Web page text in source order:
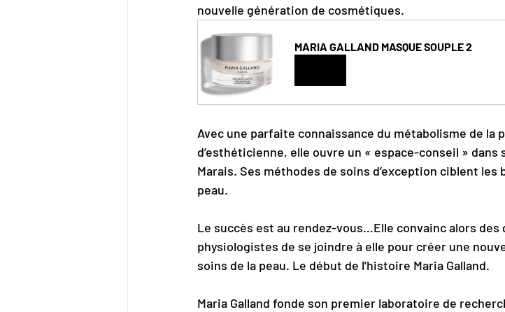
nouvelle génération de cosmétiques.
MARIA GALLAND MASQUE SOUPLE 2
Avec une parfaite connaissance du métabolisme de la
d’esthéticienne, elle ouvre un « espace-conseil »
Marais. Ses méthodes de soins d’exception ciblent
peau.
Le succès est au rendez-vous…Elle convainc alors
physiologistes de se joindre à elle pour créer une
soins de la peau. Le début de l'histoire Maria Galland.
Maria Galland fonde son premier laboratoire de